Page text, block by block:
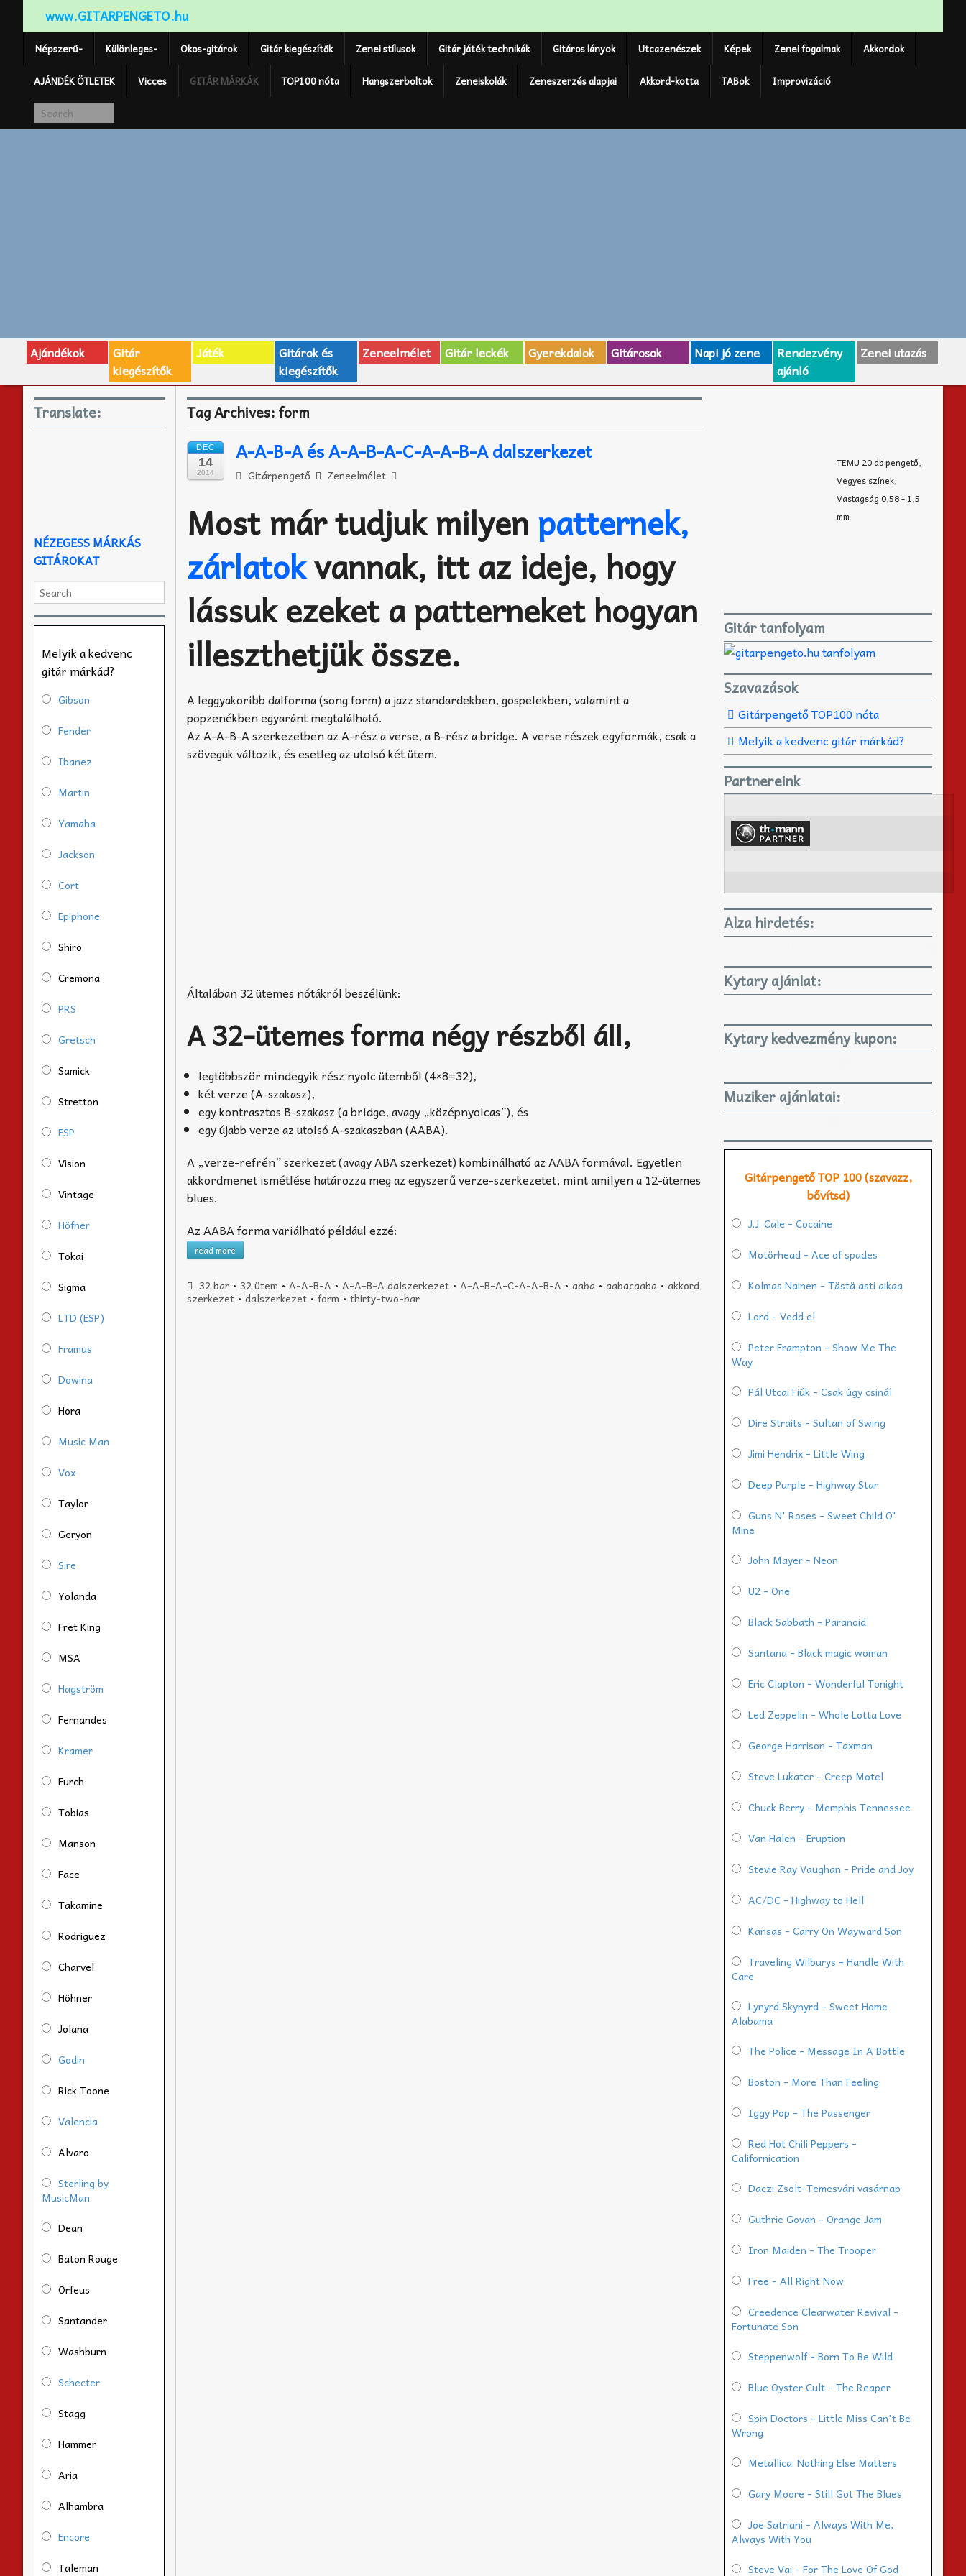
www.GITARPENGETO.hu
Népszerű- Különleges- Okos-gitárok Gitár kiegészítők Zenei stílusok Gitár játék technikák Gitáros lányok Utcazenészek Képek Zenei fogalmak Akkordok
AJÁNDÉK ÖTLETEK Vicces GITÁR MÁRKÁK TOP100 nóta Hangszerboltok Zeneiskolák Zeneszerzés alapjai Akkord-kotta TABok Improvizáció
Ajándékok
Gitár
kiegészítők
Játék
Gitárok és
kiegészítők
Zeneelmélet Gitár leckék Gyerekdalok Gitárosok Napi jó zene
Rendezvény
ajánló
Zenei utazás
Tag Archives:form
DEC
14
2014
A-A-B-A és A-A-B-A-C-A-A-B-A dalszerkezet
Gitárpengető Zeneelmélet
Most már tudjuk milyenpatternek,
zárlatokvannak, itt az ideje, hogy
lássuk ezeket a patterneket hogyan
illeszthetjük össze.
A leggyakoribb dalforma (song form) a jazz standardekben, gospelekben, valamint a
popzenékben egyaránt megtalálható.
Az A-A-B-A szerkezetben az A-rész a verse, a B-rész a bridge. A verse részek egyformák, csak a
szövegük változik, és esetleg az utolsó két ütem.
Általában 32 ütemes nótákról beszélünk:
A 32-ütemes forma négy részből áll,
legtöbbször mindegyik rész nyolc ütemből (4×8=32),
két verze (A-szakasz),
egy kontrasztos B-szakasz (a bridge, avagy „középnyolcas”), és
egy újabb verze az utolsó A-szakaszban (AABA).
A „verze-refrén” szerkezet (avagy ABA szerkezet) kombinálható az AABA formával. Egyetlen
akkordmenet ismétlése határozza meg az egyszerű verze-szerkezetet, mint amilyen a 12-ütemes
blues.
Az AABA forma variálható például ezzé:
read more
32 bar• 32 ütem • A-A-B-A • A-A-B-A dalszerkezet• A-A-B-A-C-A-A-B-A • aaba• aabacaaba• akkord
szerkezet •dalszerkezet •form •thirty-two-bar
Translate:
NÉZEGESS MÁRKÁS
GITÁROKAT
Melyik a kedvenc
gitár márkád?
Gibson
Fender
Ibanez
Martin
Yamaha
Jackson
Cort
Epiphone
Shiro
Cremona
PRS
Gretsch
Samick
Stretton
ESP
Vision
Vintage
Höfner
Tokai
Sigma
LTD (ESP)
Framus
Dowina
Hora
Music Man
Vox
Taylor
Geryon
Sire
Yolanda
Fret King
MSA
Hagström
Fernandes
Kramer
Furch
Tobias
Manson
Face
Takamine
Rodriguez
Charvel
Höhner
Jolana
Godin
Rick Toone
Valencia
Alvaro
Sterling by
MusicMan
Dean
Baton Rouge
Orfeus
Santander
Washburn
Schecter
Stagg
Hammer
Aria
Alhambra
Encore
Taleman
TEMU 20 db pengető,
Vegyes színek,
Vastagság 0,58 - 1,5
mm
Gitár tanfolyam
Szavazások
Gitárpengető TOP100 nóta
Melyik a kedvenc gitár márkád?
Partnereink
Alza hirdetés:
Kytary ajánlat:
Kytary kedvezmény kupon:
Muziker ajánlatai:
Gitárpengető TOP 100 (szavazz,
bővítsd)
J.J. Cale - Cocaine
Motörhead - Ace of spades
Kolmas Nainen - Tästä asti aikaa
Lord - Vedd el
Peter Frampton - Show Me The
Way
Pál Utcai Fiúk - Csak úgy csinál
Dire Straits - Sultan of Swing
Jimi Hendrix - Little Wing
Deep Purple - Highway Star
Guns N' Roses - Sweet Child O'
Mine
John Mayer - Neon
U2 - One
Black Sabbath - Paranoid
Santana - Black magic woman
Eric Clapton - Wonderful Tonight
Led Zeppelin - Whole Lotta Love
George Harrison - Taxman
Steve Lukater - Creep Motel
Chuck Berry - Memphis Tennessee
Van Halen - Eruption
Stevie Ray Vaughan - Pride and Joy
AC/DC - Highway to Hell
Kansas - Carry On Wayward Son
Traveling Wilburys - Handle With
Care
Lynyrd Skynyrd - Sweet Home
Alabama
The Police - Message In A Bottle
Boston - More Than Feeling
Iggy Pop - The Passenger
Red Hot Chili Peppers -
Californication
Daczi Zsolt-Temesvári vasárnap
Guthrie Govan - Orange Jam
Iron Maiden - The Trooper
Free - All Right Now
Creedence Clearwater Revival -
Fortunate Son
Steppenwolf - Born To Be Wild
Blue Oyster Cult - The Reaper
Spin Doctors - Little Miss Can't Be
Wrong
Metallica: Nothing Else Matters
Gary Moore - Still Got The Blues
Joe Satriani - Always With Me,
Always With You
Steve Vai - For The Love Of God